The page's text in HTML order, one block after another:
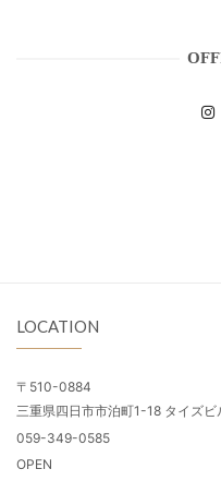
LOCATION
〒510-0884
三重県四日市市泊町1-18 タイズ
059-349-0585
OPEN